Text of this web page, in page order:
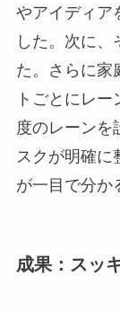
やアイディア
した。次に、
た。さらに家
トごとにレ
度のレーンを
スクが明確に
が一目で分か
成果：スッ